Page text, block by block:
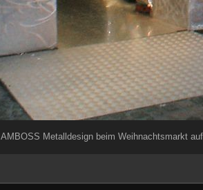
AMBOSS Metalldesign beim Weihnachtsmarkt